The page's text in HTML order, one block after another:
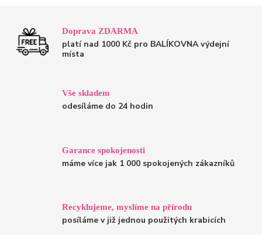
Doprava ZDARMA
platí nad 1000 Kč pro BALÍKOVNA výdejní
místa
Vše skladem
odesíláme do 24 hodin
Garance spokojenosti
máme více jak 1 000 spokojených zákazníků
Recyklujeme, myslíme na přírodu
posíláme v již jednou použitých krabicích